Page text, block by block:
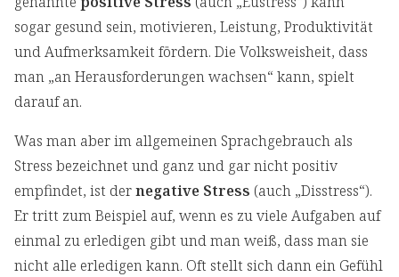
sogar gesund sein, motivieren, Leistung, Produktivität
und Aufmerksamkeit fördern. Die Volksweisheit, dass
man „an Herausforderungen wachsen“ kann, spielt
darauf an.
Was man aber im allgemeinen Sprachgebrauch als
Stress bezeichnet und ganz und gar nicht positiv
empfindet, ist dernegative Stress (auch „Disstress“).
Er tritt zum Beispiel auf, wenn es zu viele Aufgaben auf
einmal zu erledigen gibt und man weiß, dass man sie
nicht alle erledigen kann. Oft stellt sich dann ein Gefühl